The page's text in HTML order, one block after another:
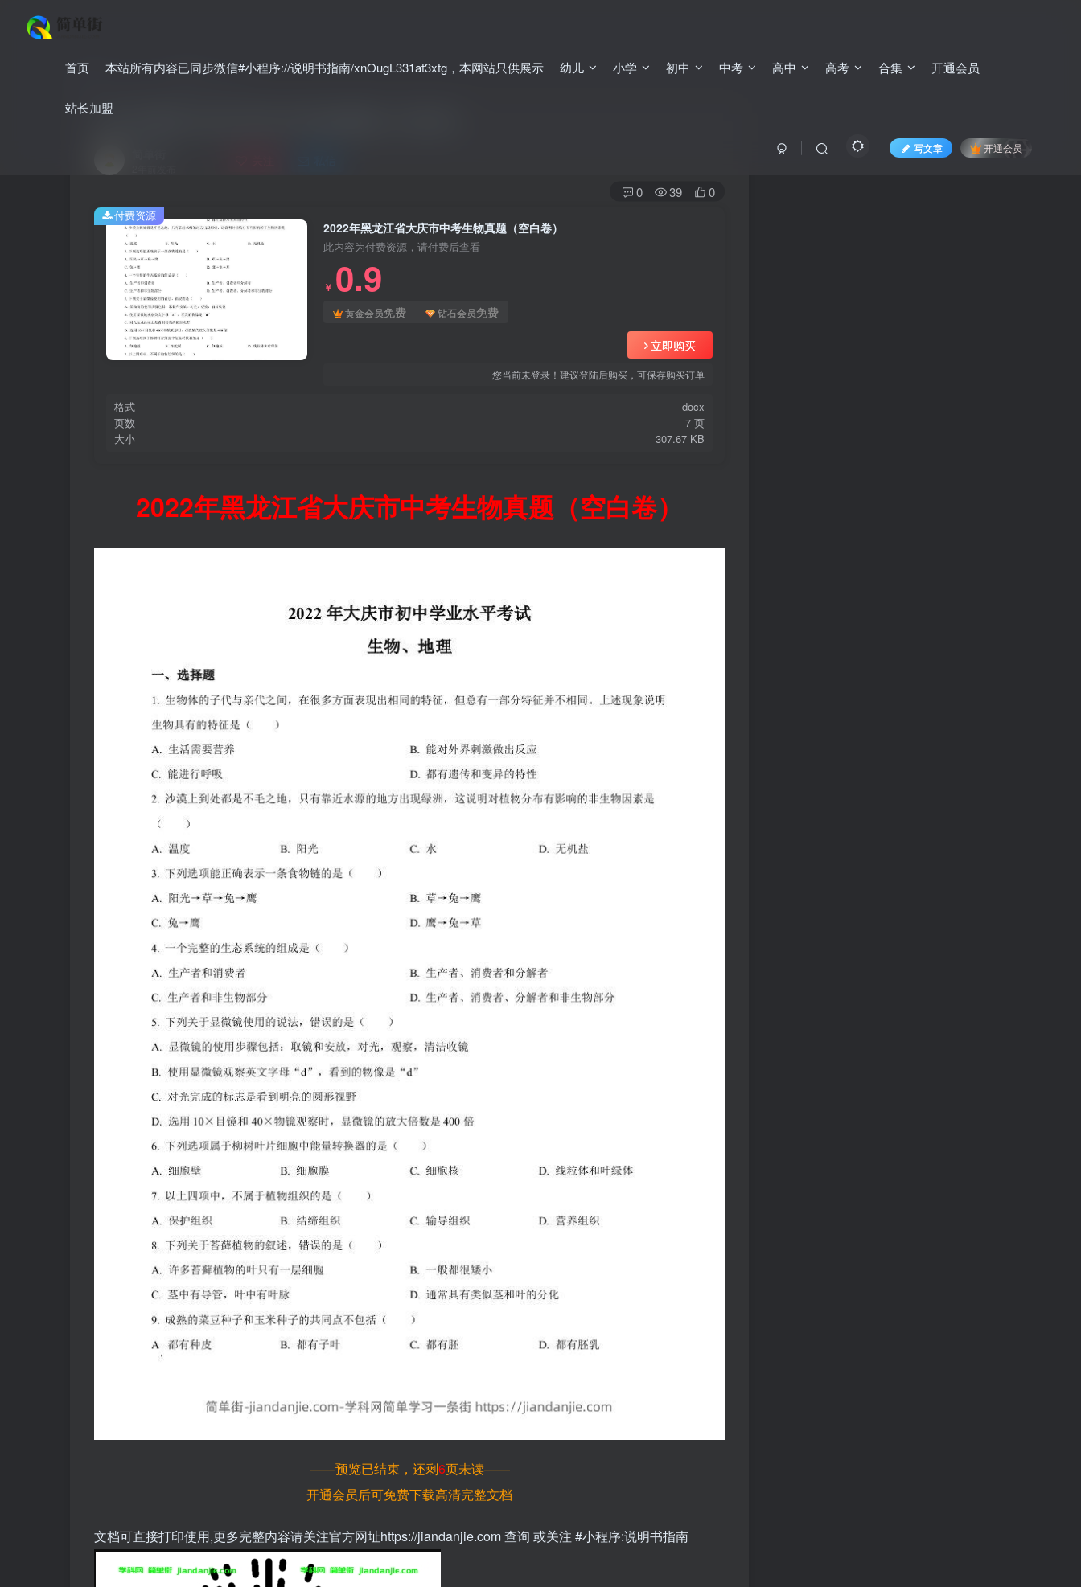
首页 本站所有内容已同步微信#小程序://说明书指南/xnOugL331at3xtg，本网站只供展示 幼儿 小学 初中 中考 高中 高考 合集 开通会员
站长加盟
写文章 开通会员
首页 中考 中考真题 正文
2022年黑龙江省大庆市中考生物真题（空白卷）
0 39 0
2022年黑龙江省大庆市中考生物真题（空白卷）
此内容为付费资源，请付费后查看
￥ 0.9
黄金会员免费 钻石会员免费
立即购买
您当前未登录！建议登陆后购买，可保存购买订单
格式
docx
页数
7 页
大小
307.67 KB
付费资源
2022年黑龙江省大庆市中考生物真题（空白卷）
——预览已结束，还剩6页未读——
开通会员后可免费下载高清完整文档
文档可直接打印使用,更多完整内容请关注官方网址https://jiandanjie.com 查询 或关注 #小程序:说明书指南